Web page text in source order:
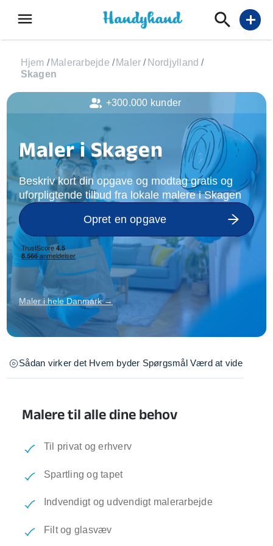
menu add
Hjem / Malerarbejde / Maler / Nordjylland /
Skagen
Maler i Skagen
Beskriv kort din opgave og modtag gratis og
uforpligtende tilbud fra lokale malere i Skagen
Opret en opgave
Maler i hele Danmark →
Sådan virker det Hvem byder Spørgsmål Værd at vide
Malere til alle dine behov
Til privat og erhverv
Spartling og tapet
Indvendigt og udvendigt malerarbejde
Filt og glasvæv
+300.000 kunder